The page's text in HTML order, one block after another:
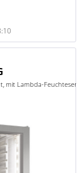
mit Lambda-